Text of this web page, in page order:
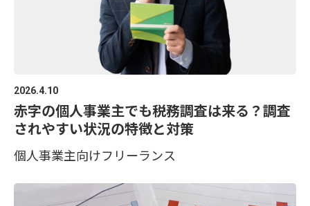
2026.4.10
赤字の個人事業主でも税務調査は来る？調査
されやすい状況の特徴と対策
個人事業主向けフリーランス